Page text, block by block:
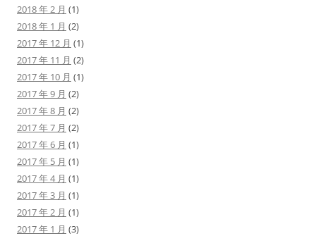
2018 年 2 月 (1)
2018 年 1 月 (2)
2017 年 12 月 (1)
2017 年 11 月 (2)
2017 年 10 月 (1)
2017 年 9 月 (2)
2017 年 8 月 (2)
2017 年 7 月 (2)
2017 年 6 月 (1)
2017 年 5 月 (1)
2017 年 4 月 (1)
2017 年 3 月 (1)
2017 年 2 月 (1)
2017 年 1 月 (3)